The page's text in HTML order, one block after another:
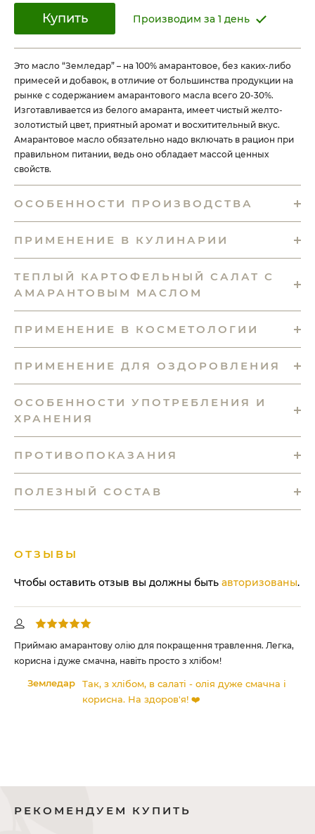
Это масло “Земледар” – на 100% амарантовое, без каких-либо
примесей и добавок, в отличие от большинства продукции на
рынке с содержанием амарантового масла всего 20-30%.
Изготавливается из белого амаранта, имеет чистый желто-
золотистый цвет, приятный аромат и восхитительный вкус.
Амарантовое масло обязательно надо включать в рацион при
правильном питании, ведь оно обладает массой ценных
свойств.
ОСОБЕННОСТИ ПРОИЗВОДСТВА
ПРИМЕНЕНИЕ В КУЛИНАРИИ
ТЕПЛЫЙ КАРТОФЕЛЬНЫЙ САЛАТ С
АМАРАНТОВЫМ МАСЛОМ
ПРИМЕНЕНИЕ В КОСМЕТОЛОГИИ
ПРИМЕНЕНИЕ ДЛЯ ОЗДОРОВЛЕНИЯ
Купить Производим за 1 день
ОСОБЕННОСТИ УПОТРЕБЛЕНИЯ И
ХРАНЕНИЯ
ПРОТИВОПОКАЗАНИЯ
ПОЛЕЗНЫЙ СОСТАВ
ОТЗЫВЫ
Приймаю амарантову олію для покращення травлення. Легка,
корисна і дуже смачна, навіть просто з хлібом!
Земледар
Так, з хлібом, в салаті - олія дуже смачна і
корисна. На здоров'я! ❤️
Чтобы оставить отзыв вы должны быть авторизованы.
РЕКОМЕНДУЕМ КУПИТЬ